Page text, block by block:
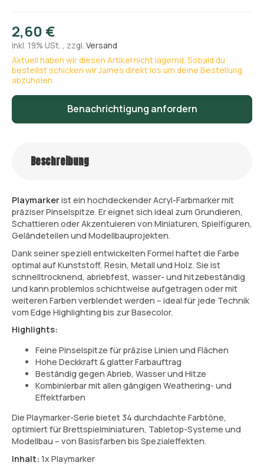
2,60 €
inkl. 19% USt. , zzgl. Versand
Aktuell haben wir diesen Artikel nicht lagernd. Sobald du
bestellst schicken wir James direkt los um deine Bestellung
abzuholen.
Benachrichtigung anfordern
Beschreibung
Playmarkerist ein hochdeckender Acryl-Farbmarker mit
präziser Pinselspitze. Er eignet sich ideal zum Grundieren,
Schattieren oder Akzentuieren von Miniaturen, Spielfiguren,
Geländeteilen und Modellbauprojekten.
Dank seiner speziell entwickelten Formel haftet die Farbe
optimal auf Kunststoff, Resin, Metall und Holz. Sie ist
schnelltrocknend, abriebfest, wasser- und hitzebeständig
und kann problemlos schichtweise aufgetragen oder mit
weiteren Farben verblendet werden – ideal für jede Technik
vom Edge Highlighting bis zur Basecolor.
Highlights:
Feine Pinselspitze für präzise Linien und Flächen
Hohe Deckkraft & glatter Farbauftrag
Beständig gegen Abrieb, Wasser und Hitze
Kombinierbar mit allen gängigen Weathering- und
Effektfarben
Die Playmarker-Serie bietet 34 durchdachte Farbtöne,
optimiert für Brettspielminiaturen, Tabletop-Systeme und
Modellbau – von Basisfarben bis Spezialeffekten.
Inhalt: 1x Playmarker